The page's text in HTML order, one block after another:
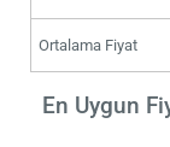
Ortalama Fiyat
En Uygun